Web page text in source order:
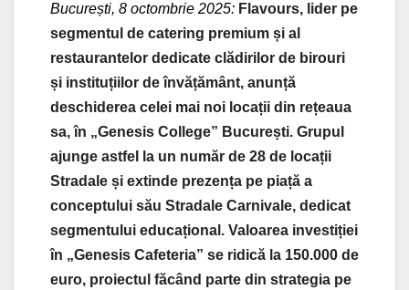
București, 8 octombrie 2025: Flavours, lider pe
segmentul de catering premium și al
restaurantelor dedicate clădirilor de birouri
și instituțiilor de învățământ, anunță
deschiderea celei mai noi locații din rețeaua
sa, în „Genesis College” București. Grupul
ajunge astfel la un număr de 28 de locații
Stradale și extinde prezența pe piață a
conceptului său Stradale Carnivale, dedicat
segmentului educațional. Valoarea investiției
în „Genesis Cafeteria” se ridică la 150.000 de
euro, proiectul făcând parte din strategia pe